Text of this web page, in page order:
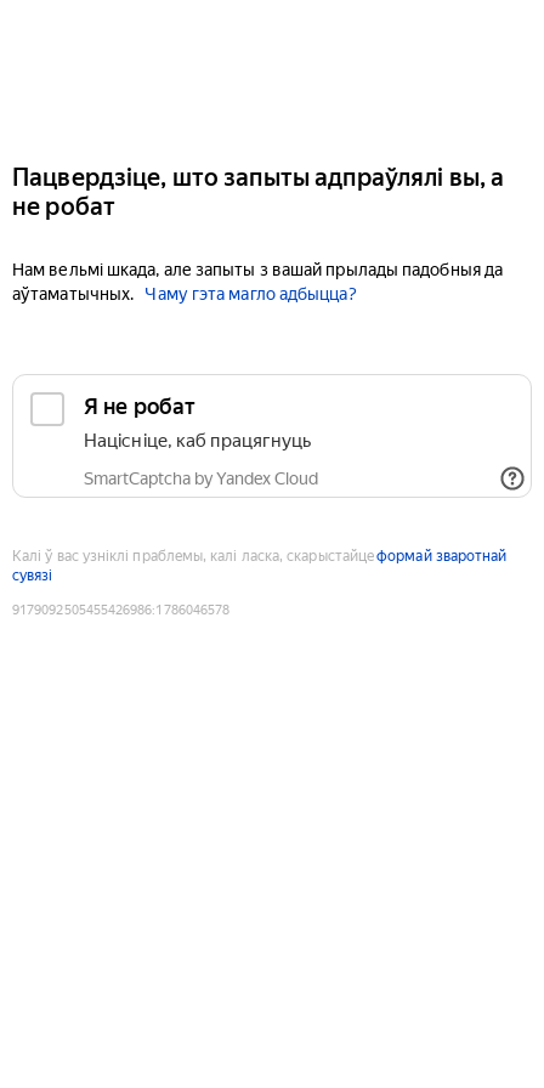
Пацвердзіце, што запыты адпраўлялі вы, а
не робат
Нам вельмі шкада, але запыты з вашай прылады падобныя да
аўтаматычных.
Чаму гэта магло адбыцца?
Я не робат
Націсніце, каб працягнуць
SmartCaptcha by Yandex Cloud
Калі ў вас узніклі праблемы, калі ласка, скарыстайцеформай зваротнай
сувязі
9179092505455426986:1786046578